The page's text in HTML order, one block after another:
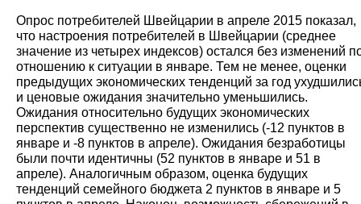
Опрос потребителей Швейцарии в апреле 2015 показал,
что настроения потребителей в Швейцарии (среднее
значение из четырех индексов) остался без изменений
отношению к ситуации в январе. Тем не менее, оценки
предыдущих экономических тенденций за год
и ценовые ожидания значительно уменьшились.
Ожидания относительно будущих экономических
перспектив существенно не изменились (-12 пунктов в
январе и -8 пунктов в апреле). Ожидания безработицы
были почти идентичны (52 пунктов в январе и 51 в
апреле). Аналогичным образом, оценка будущих
тенденций семейного бюджета 2 пунктов в январе и 5